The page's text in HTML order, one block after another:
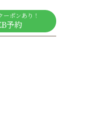
ポンあり！
予約